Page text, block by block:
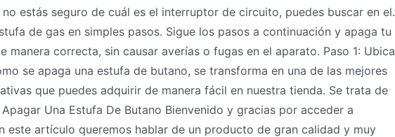
estás seguro de cuál es el interruptor de circuito, puedes buscar en el.
de gas en simples pasos. Sigue los pasos a continuación y apaga tu
manera correcta, sin causar averías o fugas en el aparato. Paso 1: Ubica
se apaga una estufa de butano, se transforma en una de las mejores
que puedes adquirir de manera fácil en nuestra tienda. Se trata de
Una Estufa De Butano ️Bienvenido y gracias por acceder a
este artículo queremos hablar de un producto de gran calidad y muy